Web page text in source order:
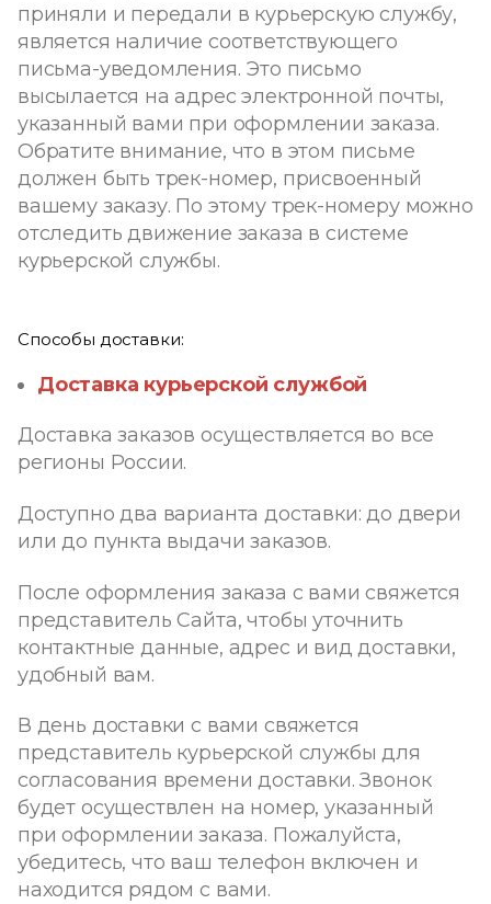
приняли и передали в курьерскую службу,
является наличие соответствующего
письма-уведомления. Это письмо
высылается на адрес электронной почты,
указанный вами при оформлении заказа.
Обратите внимание, что в этом письме
должен быть трек-номер, присвоенный
вашему заказу. По этому трек-номеру можно
отследить движение заказа в системе
курьерской службы.
Способы доставки:
Доставка курьерской службой
Доставка заказов осуществляется во все
регионы России.
Доступно два варианта доставки: до двери
или до пункта выдачи заказов.
После оформления заказа с вами свяжется
представитель Сайта, чтобы уточнить
контактные данные, адрес и вид доставки,
удобный вам.
В день доставки с вами свяжется
представитель курьерской службы для
согласования времени доставки. Звонок
будет осуществлен на номер, указанный
при оформлении заказа. Пожалуйста,
убедитесь, что ваш телефон включен и
находится рядом с вами.